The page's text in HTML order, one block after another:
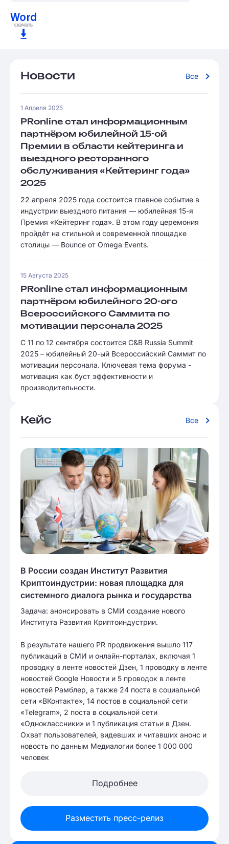
Новости Все
1 Апреля 2025
PRonline стал информационным
партнёром юбилейной 15-ой
Премии в области кейтеринга и
выездного ресторанного
обслуживания «Кейтеринг года»
2025
22 апреля 2025 года состоится главное событие в
индустрии выездного питания — юбилейная 15-я
Премия «Кейтеринг года». В этом году церемония
пройдёт на стильной и современной площадке
столицы — Bounce от Omega Events.
15 Августа 2025
PRonline стал информационным
партнёром юбилейного 20-ого
Всероссийского Саммита по
мотивации персонала 2025
С 11 по 12 сентября состоится C&B Russia Summit
2025 – юбилейный 20-ый Всероссийский Саммит по
мотивации персонала. Ключевая тема форума -
мотивация как буст эффективности и
производительности.
Кейс Все
В России создан Институт Развития
Криптоиндустрии: новая площадка для
системного диалога рынка и государства
Задача: анонсировать в СМИ создание нового
Института Развития Криптоиндустрии.
В результате нашего PR продвижения вышло 117
публикаций в СМИ и онлайн-порталах, включая 1
проводку в ленте новостей Дзен, 1 проводку в ленте
новостей Google Новости и 5 проводок в ленте
новостей Рамблер, а также 24 поста в социальной
сети «ВКонтакте», 14 постов в социальной сети
«Telegram», 2 поста в социальной сети
«Одноклассники» и 1 публикация статьи в Дзен.
Охват пользователей, видевших и читавших анонс и
новость по данным Медиалогии более 1 000 000
человек
Подробнее
Разместить пресс-релиз